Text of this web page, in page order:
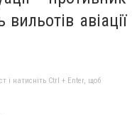
авіації
і натисніть Ctrl + Enter, щоб